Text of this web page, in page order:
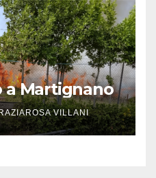
a Martignano
VILLANI